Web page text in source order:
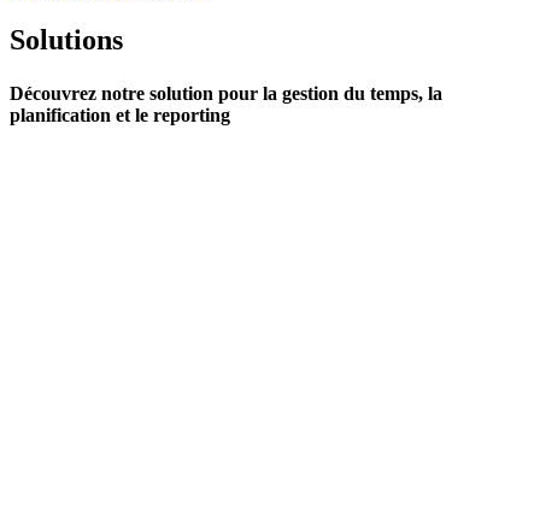
Solutions
Découvrez notre solution pour la gestion du temps, la
planification et le reporting